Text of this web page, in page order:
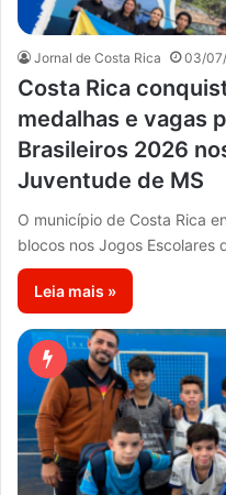
Jornal de Costa Rica 03/
Costa Rica
medalhas e vagas
Brasileiros 2026
Juventude de MS
O município de Costa Rica
blocos nos Jogos
Leia mais »